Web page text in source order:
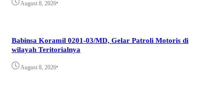
August 8, 2026•
Babinsa Koramil 0201-03/MD, Gelar Patroli Motoris di
wilayah Teritorialnya
August 8, 2026•